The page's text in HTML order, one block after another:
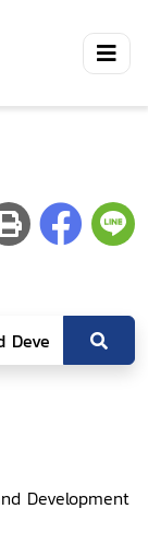
Development